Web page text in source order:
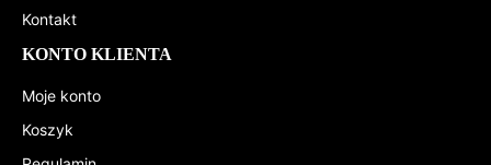
Kontakt
KONTO KLIENTA
Moje konto
Koszyk